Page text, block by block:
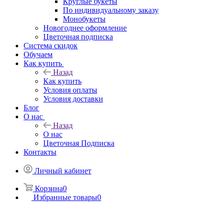
По индивидуальному заказу
Монобукеты
Новогоднее оформление
Цветочная подписка
Система скидок
Обучаем
Как купить
Назад
Как купить
Условия оплаты
Условия доставки
Блог
О нас
Назад
О нас
Цветочная Подписка
Контакты
Личный кабинет
Корзина0
Избранные товары0